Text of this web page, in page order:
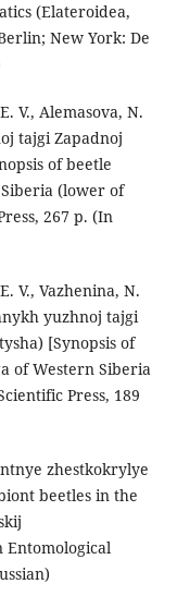
(Elateroidea,
New York: De
V., Alemasova, N.
tajgi Zapadnoj
of beetle
(lower of
267 p. (In
V., Vazhenina, N.
yuzhnoj tajgi
[Synopsis of
of Western Siberia
Press, 189
zhestkokrylye
beetles in the